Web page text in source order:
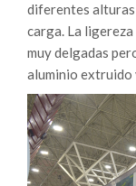
diferentes
carga. La
muy delgadas
aluminio extruido